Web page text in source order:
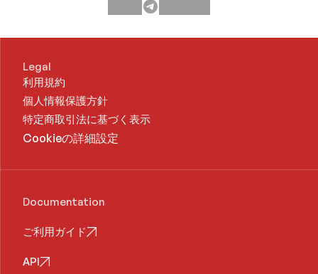
Legal
利用規約
個人情報保護方針
特定商取引法に基づく表示
Cookieの詳細設定
Documentation
ご利用ガイド
API